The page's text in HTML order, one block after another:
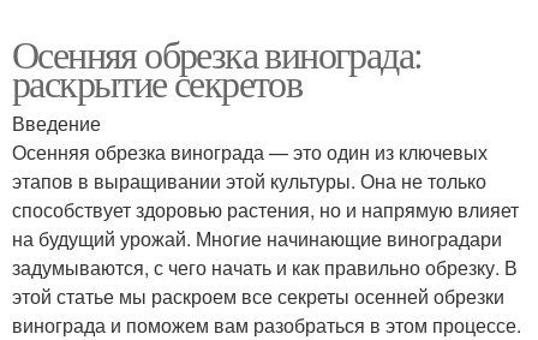
Осенняя обрезка винограда:
раскрытие секретов
Введение
Осенняя обрезка винограда — это один из ключевых
этапов в выращивании этой культуры. Она не только
способствует здоровью растения, но и напрямую влияет
на будущий урожай. Многие начинающие виноградари
задумываются, с чего начать и как правильно обрезку. В
этой статье мы раскроем все секреты осенней обрезки
винограда и поможем вам разобраться в этом процессе.